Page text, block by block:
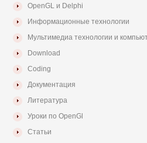
OpenGL и Delphi
Информационные технологии
Мультимедиа технологии и
Download
Coding
Документация
Литература
Уроки по OpenGl
Статьи